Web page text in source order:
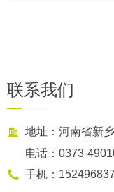
联系我们
地址：河南省新
电话：0373-
手机：